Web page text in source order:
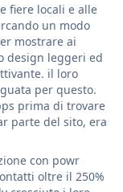
fiere locali e alle
un modo
mostrare ai
design leggeri ed
il loro
per questo.
prima di trovare
parte del sito, era
con powr
oltre il 250%